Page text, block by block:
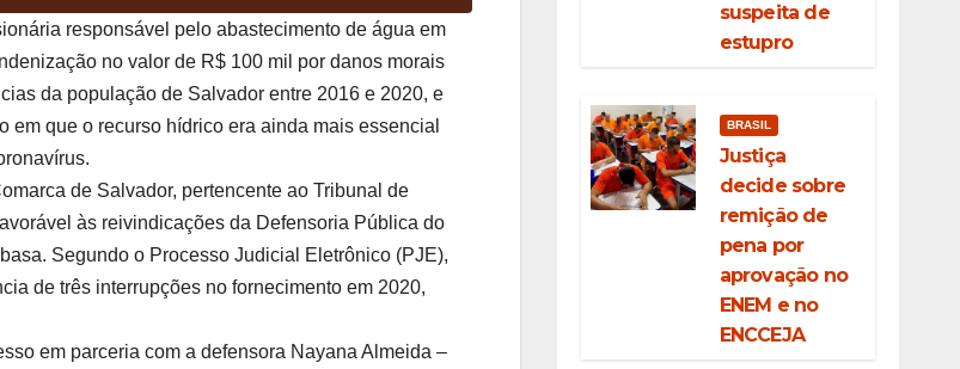
responsável pelo abastecimento de água em
no valor de R$ 100 mil por danos morais
da população de Salvador entre 2016 e 2020, e
que o recurso hídrico era ainda mais essencial
de Salvador, pertencente ao Tribunal de
às reivindicações da Defensoria Pública do
Segundo o Processo Judicial Eletrônico (PJE),
de três interrupções no fornecimento em 2020,
em parceria com a defensora Nayana Almeida –
suspeita de
estupro
BRASIL
Justiça
decide sobre
remição de
pena por
aprovação no
ENEM e no
ENCCEJA